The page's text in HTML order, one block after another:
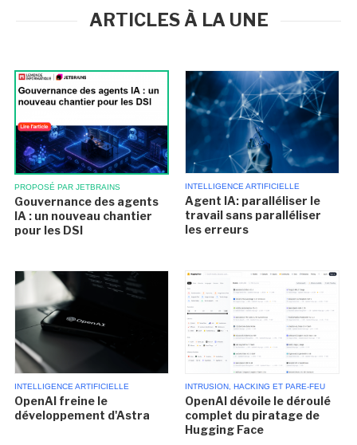
ARTICLES À LA UNE
PROPOSÉ PAR JETBRAINS
Gouvernance des agents
IA : un nouveau chantier
pour les DSI
INTELLIGENCE ARTIFICIELLE
Agent IA: paralléliser le
travail sans paralléliser
les erreurs
INTELLIGENCE ARTIFICIELLE
OpenAI freine le
développement d'Astra
INTRUSION, HACKING ET PARE-FEU
OpenAI dévoile le déroulé
complet du piratage de
Hugging Face